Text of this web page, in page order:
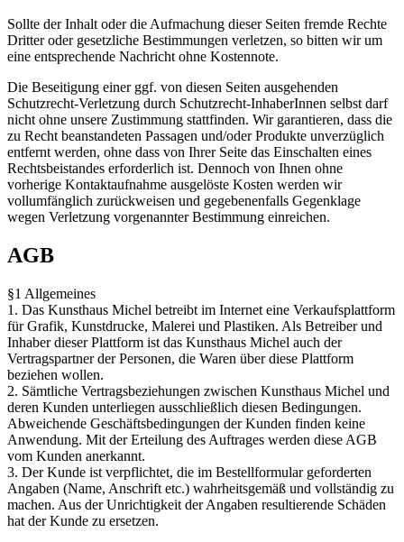
Sollte der Inhalt oder die Aufmachung dieser Seiten fremde Rechte
Dritter oder gesetzliche Bestimmungen verletzen, so bitten wir um
eine entsprechende Nachricht ohne Kostennote.
Die Beseitigung einer ggf. von diesen Seiten ausgehenden
Schutzrecht-Verletzung durch Schutzrecht-InhaberInnen selbst darf
nicht ohne unsere Zustimmung stattfinden. Wir garantieren, dass die
zu Recht beanstandeten Passagen und/oder Produkte unverzüglich
entfernt werden, ohne dass von Ihrer Seite das Einschalten eines
Rechtsbeistandes erforderlich ist. Dennoch von Ihnen ohne
vorherige Kontaktaufnahme ausgelöste Kosten werden wir
vollumfänglich zurückweisen und gegebenenfalls Gegenklage
wegen Verletzung vorgenannter Bestimmung einreichen.
AGB
§1 Allgemeines
1. Das Kunsthaus Michel betreibt im Internet eine Verkaufsplattform
für Grafik, Kunstdrucke, Malerei und Plastiken. Als Betreiber und
Inhaber dieser Plattform ist das Kunsthaus Michel auch der
Vertragspartner der Personen, die Waren über diese Plattform
beziehen wollen.
2. Sämtliche Vertragsbeziehungen zwischen Kunsthaus Michel und
deren Kunden unterliegen ausschließlich diesen Bedingungen.
Abweichende Geschäftsbedingungen der Kunden finden keine
Anwendung. Mit der Erteilung des Auftrages werden diese AGB
vom Kunden anerkannt.
3. Der Kunde ist verpflichtet, die im Bestellformular geforderten
Angaben (Name, Anschrift etc.) wahrheitsgemäß und vollständig zu
machen. Aus der Unrichtigkeit der Angaben resultierende Schäden
hat der Kunde zu ersetzen.